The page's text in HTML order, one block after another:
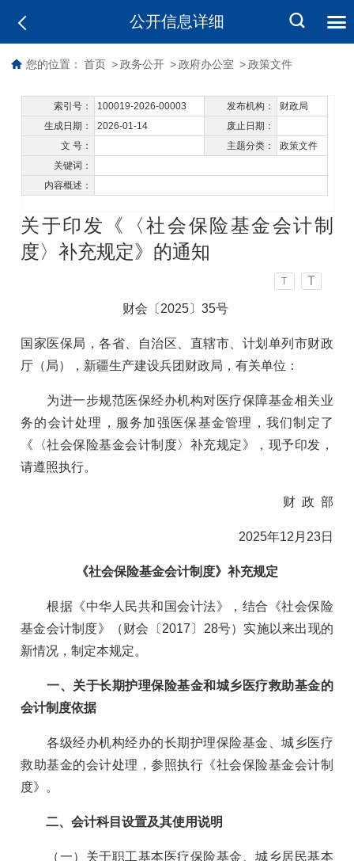
公开信息详细
您的位置： 首页 > 政务公开 > 政府办公室 > 政策文件
索引号： 100019-2026-00003 发布机构：
财政局
生成日期：
2026-01-14
废止日期：
文 号：
主题分类：
政策文件
关键词：
内容概述：
关于印发《〈社会保险基金会计制
度〉补充规定》的通知
T T
财会〔2025〕35号
国家医保局，各省、自治区、直辖市、计划单列市财政
厅（局），新疆生产建设兵团财政局，有关单位：
为进一步规范医保经办机构对医疗保障基金相关业
务的会计处理，服务加强医保基金管理，我们制定了
《〈社会保险基金会计制度〉补充规定》，现予印发，
请遵照执行。
财 政 部
2025年12月23日
《社会保险基金会计制度》补充规定
根据《中华人民共和国会计法》，结合《社会保险
基金会计制度》（财会〔2017〕28号）实施以来出现的
新情况，制定本规定。
一、关于长期护理保险基金和城乡医疗救助基金的
会计制度依据
各级经办机构经办的长期护理保险基金、城乡医疗
救助基金的会计处理，参照执行《社会保险基金会计制
度》。
二、会计科目设置及其使用说明
（一）关于职工基本医疗保险基金、城乡居民基本